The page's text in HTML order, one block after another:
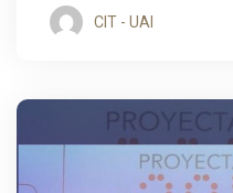
CIT - UAI